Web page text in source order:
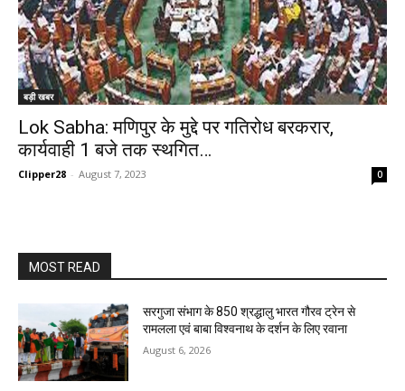
बड़ी खबर
Lok Sabha: मणिपुर के मुद्दे पर गतिरोध बरकरार,
कार्यवाही 1 बजे तक स्थगित…
Clipper28 - August 7, 2023 0
MOST READ
सरगुजा संभाग के 850 श्रद्धालु भारत गौरव ट्रेन से
रामलला एवं बाबा विश्वनाथ के दर्शन के लिए रवाना
August 6, 2026